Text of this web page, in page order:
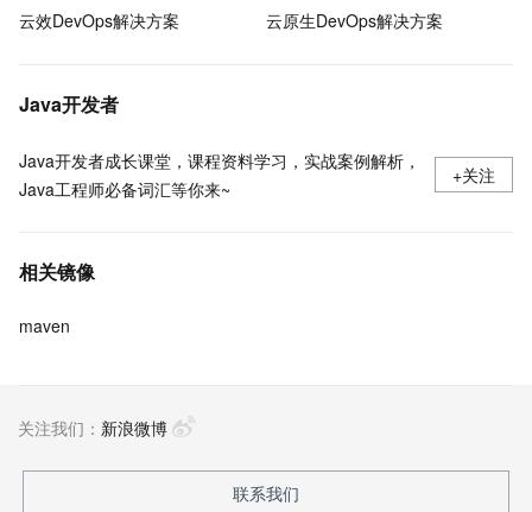
云效DevOps解决方案
云原生DevOps解决方案
Java开发者
Java开发者成长课堂，课程资料学习，实战案例解析，
Java工程师必备词汇等你来~
+关注
相关镜像
maven
关注我们： 新浪微博
联系我们